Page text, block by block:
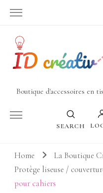
Boutique d'accessoires en
SEARCH
Votre
Home La Boutique
Protège liseuse /
pour cahiers